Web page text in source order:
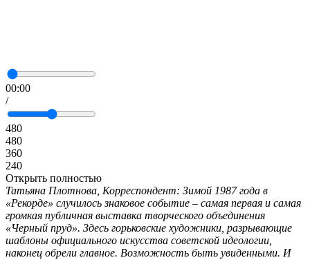
00:00
/
480
480
360
240
Открыть полностью
Татьяна Плотнова, Корреспондент: Зимой 1987 года в
«Рекорде» случилось знаковое событие – самая первая и самая
громкая публичная выставка творческого объединения
«Черный пруд». Здесь горьковские художники, разрывающие
шаблоны официального искусства советской идеологии,
наконец обрели главное. Возможность быть увиденными. И